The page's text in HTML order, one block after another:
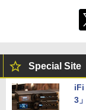
Special Site
iFi
3